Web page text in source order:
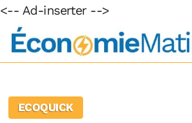
<-- Ad-inserter -->
ECOQUICK